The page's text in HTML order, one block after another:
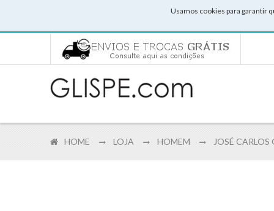
Usamos cookies para garantir
HOME LOJA HOMEM JOSÉ